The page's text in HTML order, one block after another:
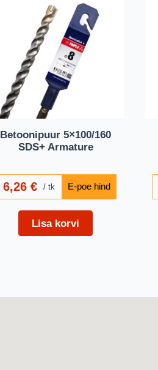
Betoonipuur 5×100/160
SDS+ Armature
6,26€ tk
Lisa korvi